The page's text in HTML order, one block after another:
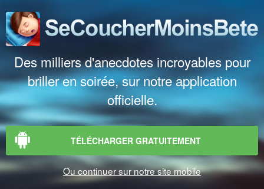
Des milliers d'anecdotes incroyables pour
briller en soirée, sur notre application
officielle.
TÉLÉCHARGER GRATUITEMENT
Ou continuer sur notre site mobile